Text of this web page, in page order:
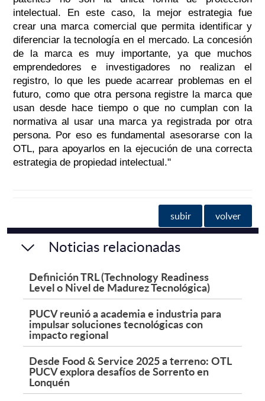
intelectual. En este caso, la mejor estrategia fue
crear una marca comercial que permita identificar y
diferenciar la tecnología en el mercado. La concesión
de la marca es muy importante, ya que muchos
emprendedores e investigadores no realizan el
registro, lo que les puede acarrear problemas en el
futuro, como que otra persona registre la marca que
usan desde hace tiempo o que no cumplan con la
normativa al usar una marca ya registrada por otra
persona. Por eso es fundamental asesorarse con la
OTL, para apoyarlos en la ejecución de una correcta
estrategia de propiedad intelectual."
subir volver
Noticias relacionadas
Definición TRL (Technology Readiness
Level o Nivel de Madurez Tecnológica)
PUCV reunió a academia e industria para
impulsar soluciones tecnológicas con
impacto regional
Desde Food & Service 2025 a terreno: OTL
PUCV explora desafíos de Sorrento en
Lonquén